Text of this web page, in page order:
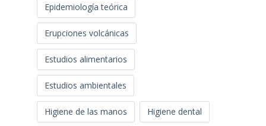
Epidemiología teórica
Erupciones volcánicas
Estudios alimentarios
Estudios ambientales
Higiene de las manos Higiene dental